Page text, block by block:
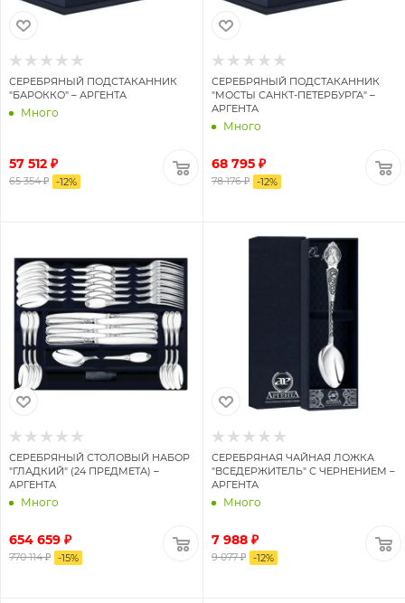
СЕРЕБРЯНЫЙ ПОДСТАКАННИК
"БАРОККО" – АРГЕНТА
Много
57 512 ₽
65 354 ₽ -12%
СЕРЕБРЯНЫЙ ПОДСТАКАННИК
"МОСТЫ САНКТ-ПЕТЕРБУРГА" –
АРГЕНТА
Много
68 795 ₽
78 176 ₽ -12%
СЕРЕБРЯНЫЙ СТОЛОВЫЙ НАБОР
"ГЛАДКИЙ" (24 ПРЕДМЕТА) –
АРГЕНТА
Много
654 659 ₽
770 114 ₽ -15%
СЕРЕБРЯНАЯ ЧАЙНАЯ ЛОЖКА
"ВСЕДЕРЖИТЕЛЬ" С ЧЕРНЕНИЕМ –
АРГЕНТА
Много
7 988 ₽
9 077 ₽ -12%